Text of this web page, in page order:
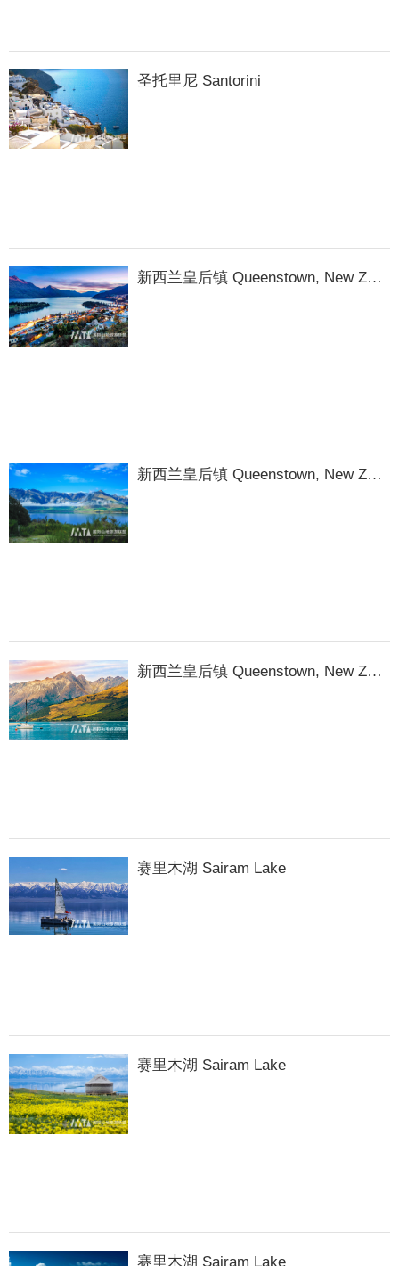
圣托里尼 Santorini
新西兰皇后镇 Queenstown, New Zealand
新西兰皇后镇 Queenstown, New Zealand
新西兰皇后镇 Queenstown, New Zealand
赛里木湖 Sairam Lake
赛里木湖 Sairam Lake
赛里木湖 Sairam Lake